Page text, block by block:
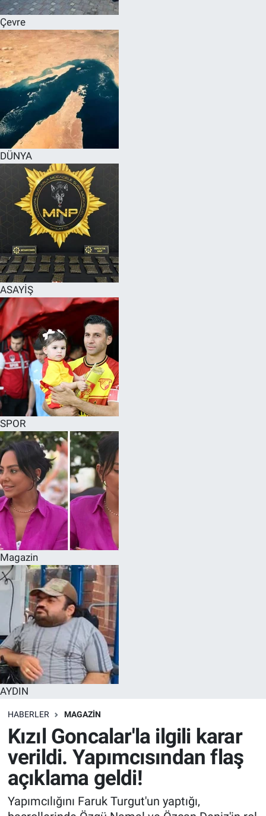
Çevre
DÜNYA
ASAYİŞ
SPOR
Magazin
AYDIN
HABERLER MAGAZIN
Kızıl Goncalar'la ilgili karar
verildi. Yapımcısından flaş
açıklama geldi!
Yapımcılığını Faruk Turgut'un yaptığı,